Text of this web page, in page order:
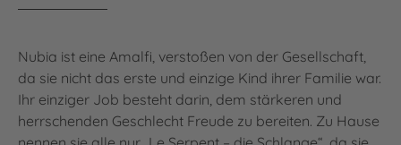
Nubia ist eine Amalfi, verstoßen von der Gesellschaft,
da sie nicht das erste und einzige Kind ihrer Familie war.
Ihr einziger Job besteht darin, dem stärkeren und
herrschenden Geschlecht Freude zu bereiten. Zu Hause